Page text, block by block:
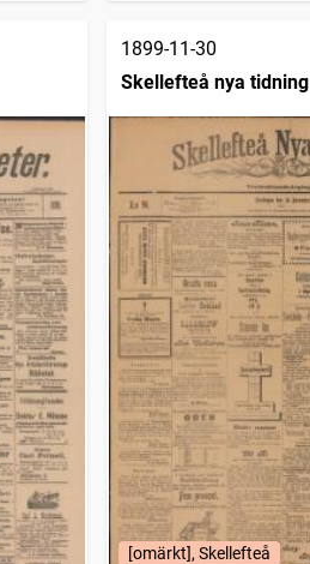
1899-11-30
Skellefteå nya tidning
[omärkt], Skellefteå